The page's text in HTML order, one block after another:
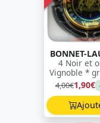
BONNET-
4 Noir et
Vignoble *
4,00€1,90€